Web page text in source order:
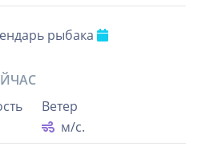
рыбака
Ветер
м/с.